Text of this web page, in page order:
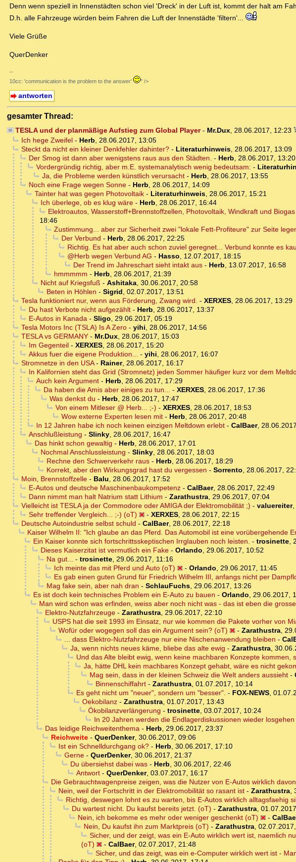
Denn wenn speziell in Innenstädten schon viel 'Dreck' in der Luft ist, kommt der halt am
D.h. alle Fahrzeuge würden beim Fahren die Luft der Innenstädte 'filtern'...
Viele Grüße
QuerDenker
--
10cc: 'communication is the problem to the answer'
" />
antworten
gesamter Thread:
TESLA und der planmäßige Aufstieg zum Global Player- Mr.Dux, 28.06.2017, 12:23
Ich hege Zweifel- Herb, 28.06.2017, 13:05
Steckt da nicht ein kleiner Denkfehler dahinter?- Literaturhinweis, 28.06.2017, 13:09
Der Smog ist dann aber wenigstens raus aus den Städten. - Herb, 28.06.2017, 13:20
Vordergründig richtig, aber m.E. systemanalytisch wenig bedeutsam: -
Ja, die Probleme werden künstlich verursacht- Herb, 28.06.2017, 13:55
Noch eine Frage wegen Sonne- Herb, 28.06.2017, 14:09
Tainter hat was gegen Photovoltaik- Literaturhinweis, 28.06.2017, 15:21
Ich überlege, ob es klug wäre- Herb, 28.06.2017, 16:44
Elektroautos, Wasserstoff+Brennstoffzellen, Photovoltaik, Windkraft und
18:46
Zustimmung... aber zur Sicherheit zwei "lokale Fett-Profiteure" zur Seite
Der Verbund - Herb, 28.06.2017, 22:25
Richtig. Es hat aber auch schon zuviel geregnet... Verbund konnte es
@Herb wegen Verbund AG - Hasso, 12.07.2017, 18:15
Der Trend im Jahreschart sieht intakt aus- Herb, 13.07.2017, 16:58
hmmmmm - Herb, 28.06.2017, 21:39
Nicht auf Kriegsfuß - Ashitaka, 30.06.2017, 20:58
Beten in Höhlen - Sigrid, 02.07.2017, 13:51
Tesla funktioniert nur, wenn aus Förderung, Zwang wird. - XERXES, 28.06.2017, 13:29
Du hast Verbote nicht aufgezählt- Herb, 28.06.2017, 13:37
E-Autos in Kanada- Sligo, 29.06.2017, 05:19
Tesla Motors Inc (TSLA) Is A Zero- yihi, 28.06.2017, 14:56
TESLA vs GERMANY- Mr.Dux, 28.06.2017, 15:03
Im Gegenteil- XERXES, 28.06.2017, 15:20
Akkus fuer die eigene Produktion... - yihi, 28.06.2017, 16:07
Stromnetze in den USA- Rainer, 28.06.2017, 16:17
In Kalifornien steht das Grid (Stromnetz) jeden Sommer häufiger kurz vor dem
Auch kein Argument- Herb, 28.06.2017, 17:29
Da haben die Amis aber einiges zu tun... - XERXES, 28.06.2017, 17:36
Was denkst du - Herb, 28.06.2017, 17:47
Von einem Mitleser @ Herb... ;-) - XERXES, 28.06.2017, 18:53
Wow externe Experten lesen mit- Herb, 28.06.2017, 20:48
In 12 Jahren habe ich noch keinen einzigen Meltdown erlebt- CalBaer,
Anschlußleistung - Slinky, 28.06.2017, 16:47
Das hinkt schon gewaltig - Herb, 28.06.2017, 17:01
Nochmal Anschlussleistung - Slinky, 28.06.2017, 18:03
Rechne den Schwerverkehr raus- Herb, 28.06.2017, 18:29
Korrekt, aber den Wirkungsgrad hast du vergessen - Sorrento, 28.06.2017,
Moin, Brennstoffzelle- Balu, 28.06.2017, 17:52
E-Autos und deutsche Maschinenbaukompetenz- CalBaer, 28.06.2017, 22:49
Dann nimmt man halt Natrium statt Lithium - Zarathustra, 29.06.2017, 07:04
Vielleicht ist TESLA ja der Commodore oder AMIGA der Elektromobilität ;) - valuereiter,
Sehr treffender Vergleich... ;-) (oT)
- XERXES, 28.06.2017, 22:15
Deutsche Autoindustrie selbst schuld - CalBaer, 28.06.2017, 22:18
Kaiser Wilhelm II: "Ich glaube an das Pferd. Das Automobil ist eine vorübergehende
Ein Kaiser konnte sich fortschrittsskeptischen Irrglauben noch leisten. - trosinette,
Dieses Kaiserzitat ist vermutlich ein Fake- Orlando, 29.06.2017, 10:52
Na gut... - trosinette, 29.06.2017, 11:16
Ich meinte das mit Pferd und Auto (oT)
- Orlando, 29.06.2017, 11:45
Es gab einen guten Grund für Friedrich Wilhelm III, anfangs nicht per
Mag fake sein, aber nah dran - SchlauFuchs, 29.06.2017, 13:26
Es ist doch kein technisches Problem ein E-Auto zu bauen - Orlando, 29.06.2017,
Man wird schon was erfinden, weiss aber noch nicht was - das ist eben die
Elektro-Nutzfahrzeuge- Zarathustra, 29.06.2017, 22:10
USPS hat die seit 1993 im Einsatz, nur wie kommen die Pakete vorher von
Wofür oder wogegen soll das ein Argument sein? (oT)
- Zarathustra,
... dass Elektro-Nutzfahrzeuge nur eine Nischenanwendung bleiben -
Ja, wenn nichts neues käme, bliebe das alte ewig - Zarathustra,
Und das Alte bleibt ewig, wenn keine machbaren Konzepte
Ja, hätte DHL kein machbares Konzept gehabt, wäre es nicht
Mag sein, dass in der kleinen Schweiz die Welt anders aussieht-
Binnenschiffahrt- Zarathustra, 01.07.2017, 10:14
Es geht nicht um "neuer", sondern um "besser". - FOX-NEWS,
Oekobilanz- Zarathustra, 01.07.2017, 13:43
Ökobilanzverlängerung - trosinette, 03.07.2017, 10:24
In 20 Jahren werden die Endlagerdiskussionen wieder losgehen
Das leidige Reichweitenthema- Herb, 29.06.2017, 23:37
Reichweite- QuerDenker, 30.06.2017, 09:06
Ist ein Schnelldurchgang ok?- Herb, 30.06.2017, 17:10
Gerne- QuerDenker, 30.06.2017, 21:37
Du übersiehst dabei was- Herb, 30.06.2017, 22:46
Antwort- QuerDenker, 03.07.2017, 16:17
Die Gebrauchtwagenpreise zeigen, was die Nutzer von E-Autos wirklich
Nein, weil der Fortschritt in der Elektromobilität so rasant ist- Zarathustra,
Richtig, deswegen lohnt es zu warten, bis E-Autos wirklich alltagsfaehig
Du wartest nicht. Du kaufst bereits jetzt. (oT) - Zarathustra,
Nein, ich bekomme es mehr oder weniger geschenkt (oT)
-
Nein, Du kaufst ihn zum Marktpreis (oT) - Zarathustra,
Sicher, und der zeigt, was ein E-Auto wirklich wert ist, naemlich
(oT)
- CalBaer, 02.07.2017, 21:48
Sicher, und das zeigt, was ein e-Computer wirklich wert ist -